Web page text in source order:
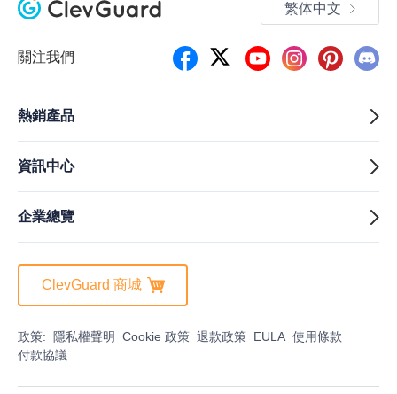
關注我們
繁体中文
熱銷產品
資訊中心
企業總覽
ClevGuard 商城
政策: 隱私權聲明 Cookie 政策 退款政策 EULA 使用條款
付款協議